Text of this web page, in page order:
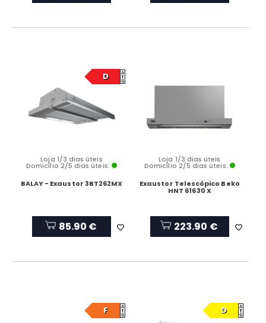
D
Loja 1/3 dias úteis
Domicílio 2/5 dias úteis:
BALAY - Exaustor 3BT262MX
85.90 €
Loja 1/3 dias úteis
Domicílio 2/5 dias úteis:
Exaustor Telescópico Beko
HNT 61630 X
223.90 €
F D